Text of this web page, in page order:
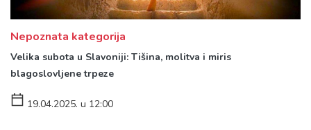
Nepoznata kategorija
Velika subota u Slavoniji: Tišina, molitva i miris
blagoslovljene trpeze
19.04.2025. u 12:00